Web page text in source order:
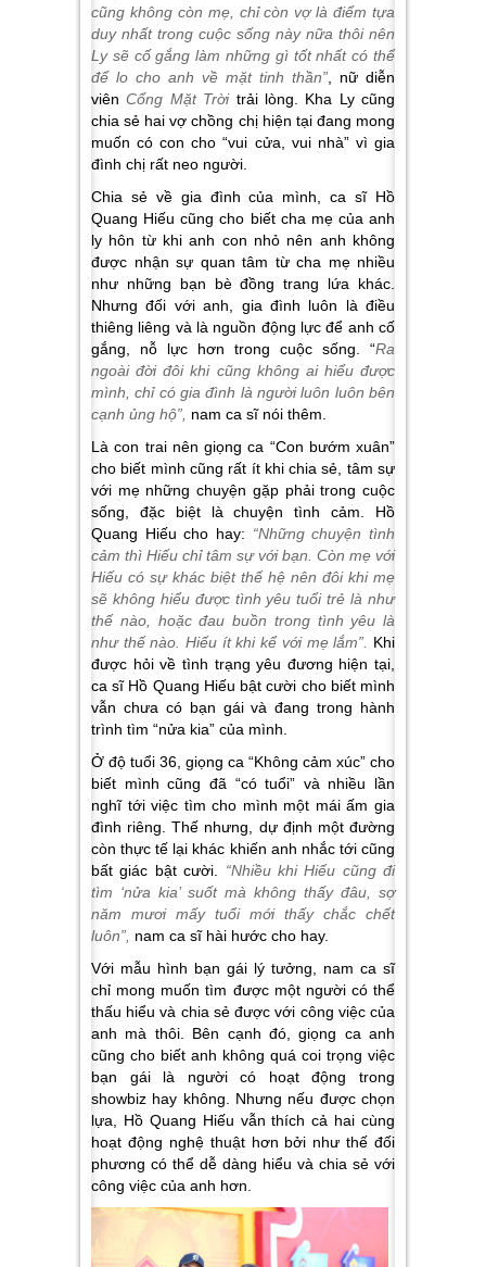
cũng không còn mẹ, chỉ còn vợ là điểm tựa
duy nhất trong cuộc sống này nữa thôi nên
Ly sẽ cố gắng làm những gì tốt nhất có thể
để lo cho anh về mặt tinh thần” , nữ diễn
viênCổng Mặt Trờitrải lòng. Kha Ly cũng
chia sẻ hai vợ chồng chị hiện tại đang mong
muốn có con cho “vui cửa, vui nhà” vì gia
đình chị rất neo người.
Chia sẻ về gia đình của mình, ca sĩ Hồ
Quang Hiếu cũng cho biết cha mẹ của anh
ly hôn từ khi anh con nhỏ nên anh không
được nhận sự quan tâm từ cha mẹ nhiều
như những bạn bè đồng trang lứa khác.
Nhưng đối với anh, gia đình luôn là điều
thiêng liêng và là nguồn động lực để anh cố
gắng, nỗ lực hơn trong cuộc sống. “Ra
ngoài đời đôi khi cũng không ai hiểu được
mình, chỉ có gia đình là người luôn luôn bên
cạnh ủng hộ”, nam ca sĩ nói thêm.
Là con trai nên giọng ca “Con bướm xuân”
cho biết mình cũng rất ít khi chia sẻ, tâm sự
với mẹ những chuyện gặp phải trong cuộc
sống, đặc biệt là chuyện tình cảm. Hồ
Quang Hiếu cho hay: “Những chuyện tình
cảm thì Hiếu chỉ tâm sự với bạn. Còn mẹ với
Hiếu có sự khác biệt thế hệ nên đôi khi mẹ
sẽ không hiểu được tình yêu tuổi trẻ là như
thế nào, hoặc đau buồn trong tình yêu là
như thế nào. Hiếu ít khi kể với mẹ lắm”.
Khi
được hỏi về tình trạng yêu đương hiện tại,
ca sĩ Hồ Quang Hiếu bật cười cho biết mình
vẫn chưa có bạn gái và đang trong hành
trình tìm “nửa kia” của mình.
Ở độ tuổi 36, giọng ca “Không cảm xúc” cho
biết mình cũng đã “có tuổi” và nhiều lần
nghĩ tới việc tìm cho mình một mái ấm gia
đình riêng. Thế nhưng, dự định một đường
còn thực tế lại khác khiến anh nhắc tới cũng
bất giác bật cười. “Nhiều khi Hiếu cũng đi
tìm ‘nửa kia’ suốt mà không thấy đâu, sợ
năm mươi mấy tuổi mới thấy chắc chết
luôn”, nam ca sĩ hài hước cho hay.
Với mẫu hình bạn gái lý tưởng, nam ca sĩ
chỉ mong muốn tìm được một người có thể
thấu hiểu và chia sẻ được với công việc của
anh mà thôi. Bên cạnh đó, giọng ca anh
cũng cho biết anh không quá coi trọng việc
bạn gái là người có hoạt động trong
showbiz hay không. Nhưng nếu được chọn
lựa, Hồ Quang Hiếu vẫn thích cả hai cùng
hoạt động nghệ thuật hơn bởi như thế đối
phương có thể dễ dàng hiểu và chia sẻ với
công việc của anh hơn.